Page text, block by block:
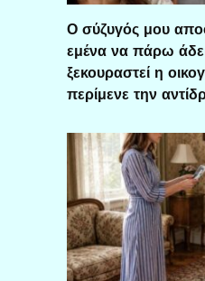
Ο σύζυγός μου
εμένα να πάρω
ξεκουραστεί η
περίμενε την